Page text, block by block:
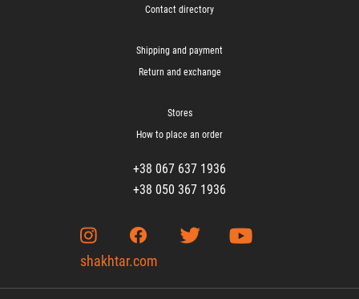
Contact directory
Shipping and payment
Return and exchange
Stores
How to place an order
+38 067 637 1936
+38 050 367 1936
shakhtar.com